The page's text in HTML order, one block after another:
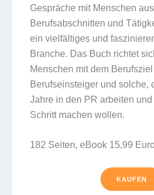
Gespräche mit Menschen
Berufsabschnitten und
ein vielfältiges und
Branche. Das Buch richtet
Menschen mit dem
Berufseinsteiger und solche,
Jahre in den PR arbeiten
Schritt machen wollen.
182 Seiten, eBook 15,99
KAUFEN